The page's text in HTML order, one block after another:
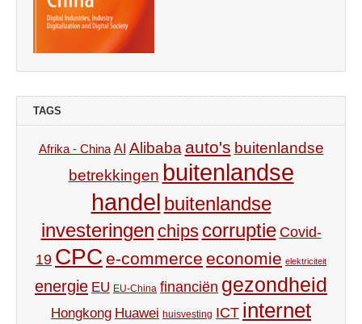
TAGS
Afrika - China AI Alibaba auto's buitenlandse
betrekkingen buitenlandse
handel buitenlandse
investeringen chips corruptie Covid-
19 CPC e-commerce economie elektriciteit
energie EU EU-China financiën gezondheid
Hongkong Huawei huisvesting ICT internet